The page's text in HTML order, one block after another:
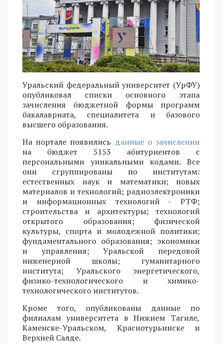
Уральский федеральный университет (УрФУ)
опубликовал списки основного этапа
зачисления бюджетной формы программ
бакалавриата, специалитета и базового
высшего образования.
На портале появились данные о зачислении
на бюджет 5153 абитуриентов с
персональными уникальными кодами. Все
они сгруппированы по институтам:
естественных наук и математики; новых
материалов и технологий; радиоэлектроники
и информационных технологий - РТФ;
строительства и архитектуры; технологий
открытого образования; физической
культуры, спорта и молодежной политики;
фундаментального образования; экономики
и управления; Уральской передовой
инженерной школы; гуманитарного
института; Уральского энергетического,
физико-технологического и химико-
технологического институтов.
Кроме того, опубликованы данные по
филиалам университета в Нижнем Тагиле,
Каменске-Уральском, Краснотурьинске и
Верхней Салде.